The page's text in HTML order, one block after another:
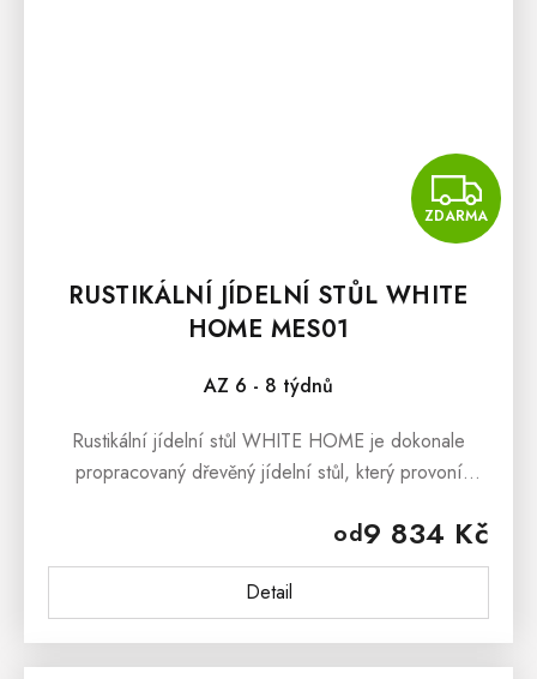
ZDARMA
RUSTIKÁLNÍ JÍDELNÍ STŮL WHITE
HOME MES01
AZ 6 - 8 týdnů
od9 834 Kč
Detail
Rustikální jídelní stůl WHITE HOME je dokonale
propracovaný dřevěný jídelní stůl, který provoní
borovicového dřeva.Voskovaný...